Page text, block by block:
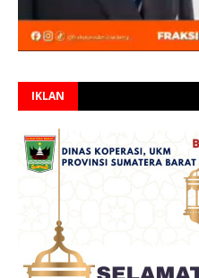
IKLAN